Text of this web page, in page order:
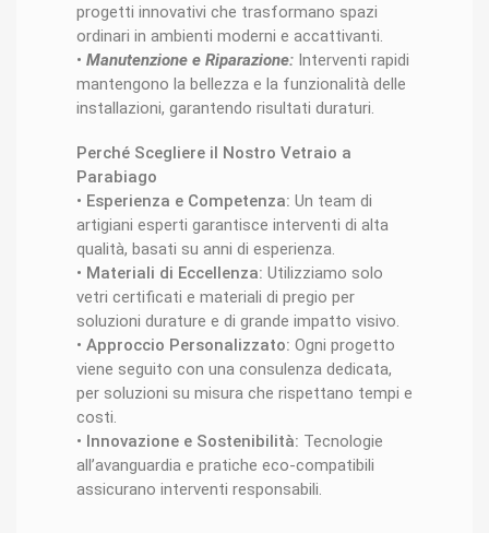
progetti innovativi che trasformano spazi
ordinari in ambienti moderni e accattivanti.
• Manutenzione e Riparazione: Interventi rapidi
mantengono la bellezza e la funzionalità delle
installazioni, garantendo risultati duraturi.
Perché Scegliere il Nostro Vetraio a
Parabiago
• Esperienza e Competenza: Un team di
artigiani esperti garantisce interventi di alta
qualità, basati su anni di esperienza.
• Materiali di Eccellenza: Utilizziamo solo
vetri certificati e materiali di pregio per
soluzioni durature e di grande impatto visivo.
• Approccio Personalizzato: Ogni progetto
viene seguito con una consulenza dedicata,
per soluzioni su misura che rispettano tempi e
costi.
• Innovazione e Sostenibilità: Tecnologie
all’avanguardia e pratiche eco-compatibili
assicurano interventi responsabili.